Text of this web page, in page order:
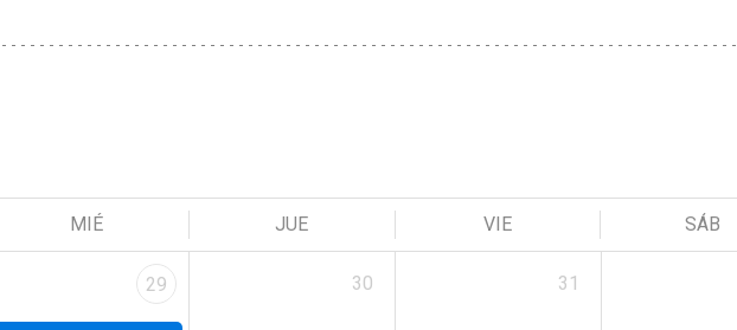
MIÉ JUE VIE SÁB
29 30 31